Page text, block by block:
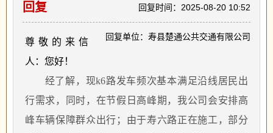
回复时间：2025-08-20 10:52
回复单位：寿县楚通公共交通有限公司
回复
尊敬的来信
人：您好！
经了解，现k6路发车频次基本满足沿线居民出
行需求，同时，在节假日高峰期，我公司会安排高
峰车辆保障群众出行；由于寿六路正在施工，部分